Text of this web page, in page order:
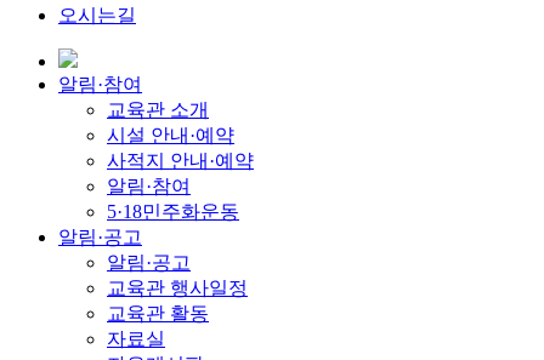
오시는길
알림·참여
교육관 소개
시설 안내·예약
사적지 안내·예약
알림·참여
5·18민주화운동
알림·공고
알림·공고
교육관 행사일정
교육관 활동
자료실